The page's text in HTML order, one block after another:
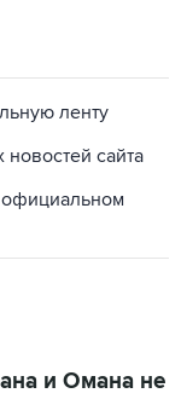
ленту
сайта
официальном
и Омана не